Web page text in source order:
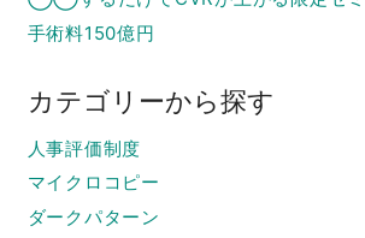
手術料150億円
カテゴリーから探す
人事評価制度
マイクロコピー
ダークパターン